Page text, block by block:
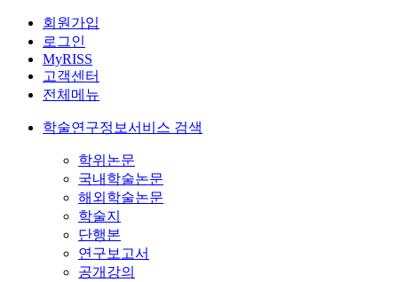
회원가입
로그인
MyRISS
고객센터
전체메뉴
학술연구정보서비스 검색
학위논문
국내학술논문
해외학술논문
학술지
단행본
연구보고서
공개강의